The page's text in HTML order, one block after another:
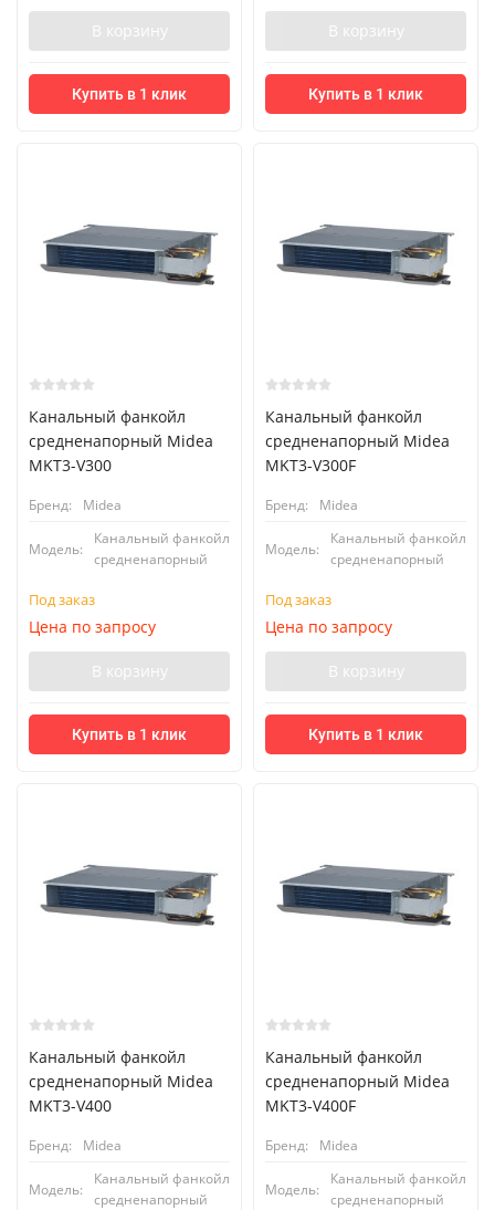
В корзину
Купить в 1 клик
В корзину
Купить в 1 клик
Канальный фанкойл
средненапорный Midea
MKT3-V300
Бренд: Midea
Модель:
Канальный фанкойл
средненапорный
Под заказ
Цена по запросу
В корзину
Купить в 1 клик
Канальный фанкойл
средненапорный Midea
MKT3-V300F
Бренд: Midea
Модель:
Канальный фанкойл
средненапорный
Под заказ
Цена по запросу
В корзину
Купить в 1 клик
Канальный фанкойл
средненапорный Midea
MKT3-V400
Бренд: Midea
Модель:
Канальный фанкойл
средненапорный
Канальный фанкойл
средненапорный Midea
MKT3-V400F
Бренд: Midea
Модель:
Канальный фанкойл
средненапорный